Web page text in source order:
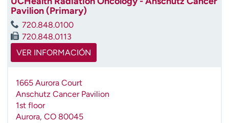
a
n
Pavilion (Primary)
720.848.0100
720.848.0113
VER INFORMACIÓN
1665 Aurora Court
Anschutz Cancer Pavilion
1st floor
Aurora, CO 80045